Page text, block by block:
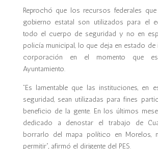
Reprochó que los recursos federales
gobierno estatal son utilizados para el
todo el cuerpo de seguridad y no en
policía municipal, lo que deja en estado de
corporación en el momento que
Ayuntamiento.
“Es lamentable que las instituciones, en
seguridad, sean utilizadas para fines
beneficio de la gente. En los últimos
dedicado a denostar el trabajo de
borrarlo del mapa político en Morelos,
permitir”, afirmó el dirigente del PES.